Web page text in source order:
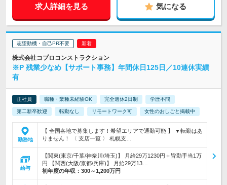
求人詳細を見る 気になる
志望動機・自己PR不要
株式会社コプロコンストラクション
※P 残業少なめ【サポート事務】年間休日125日／10連休実績
有
正社員 職種・業種未経験OK 完全週休2日制 学歴不問
第二新卒歓迎 転勤なし リモートワーク可 女性のおしごと掲載中
勤務地
【 全国各地で募集します！希望エリアで通勤可能 】 ▼転勤はあ
りません！ 〈 支店一覧 〉 札幌支…
給与
【関東(東京/千葉/神奈川/埼玉)】 月給29万1230円＋皆勤手当1万
円 【関西(大阪/京都/兵庫)】 月給29万13…
初年度の年収： 300～1,200万円